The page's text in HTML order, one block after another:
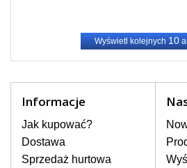
Wyświetl kolejnych10
Informacje
Jak kupować?
Dostawa
Sprzedaż hurtowa